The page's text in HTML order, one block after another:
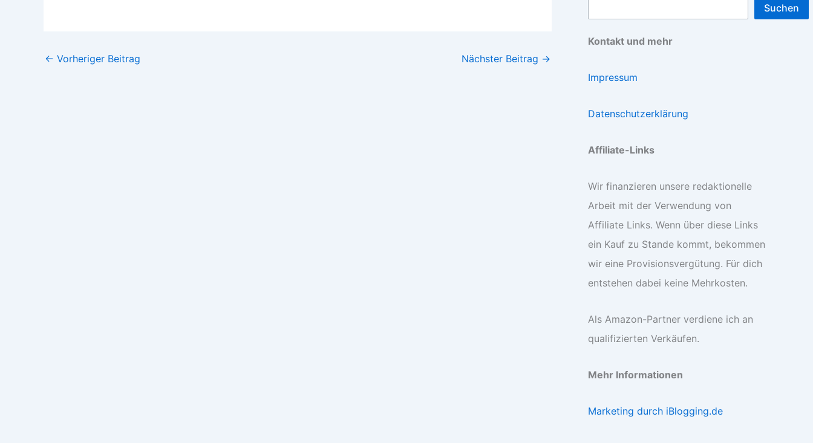
← Vorheriger Beitrag Nächster Beitrag →
Suchen
Kontakt und mehr
Impressum
Datenschutzerklärung
Affiliate-Links
Wir finanzieren unsere redaktionelle
Arbeit mit der Verwendung von
Affiliate Links. Wenn über diese Links
ein Kauf zu Stande kommt, bekommen
wir eine Provisionsvergütung. Für dich
entstehen dabei keine Mehrkosten.
Als Amazon-Partner verdiene ich an
qualifizierten Verkäufen.
Mehr Informationen
Marketing durch iBlogging.de